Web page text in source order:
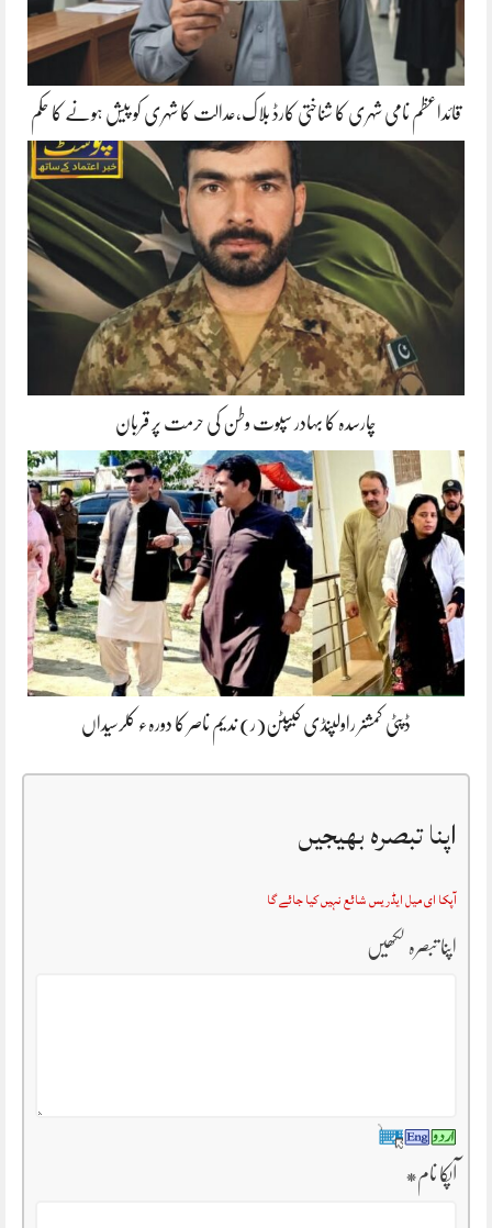
قائداعظم نامی شہری کا شناختی کارڈ بلاک،عدالت کا شہری کو پیش ہونے کا حکم
چارسدہ کا بہادر سپوت وطن کی حرمت پر قربان
ڈپٹی کمشنر راولپنڈی کیپٹن(ر) ندیم ناصر کا دورہء کلرسیداں
اپنا تبصرہ بھیجیں
آپکا ای میل ایڈریس شائع نہیں کیا جائے گا
اپنا تبصرہ لکھیں
آپکا نام*